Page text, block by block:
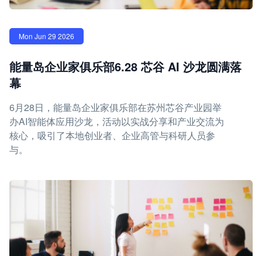
Mon Jun 29 2026
能量岛企业家俱乐部6.28 芯谷 AI 沙龙圆满落
幕
6月28日，能量岛企业家俱乐部在苏州芯谷产业园举
办AI智能体应用沙龙，活动以实战分享和产业交流为
核心，吸引了本地创业者、企业高管与科研人员参
与。